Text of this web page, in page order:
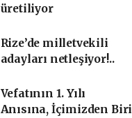
üretiliyor
Rize’de milletvekili
adayları netleşiyor!..
Vefatının 1. Yılı
Anısına, İçimizden Biri